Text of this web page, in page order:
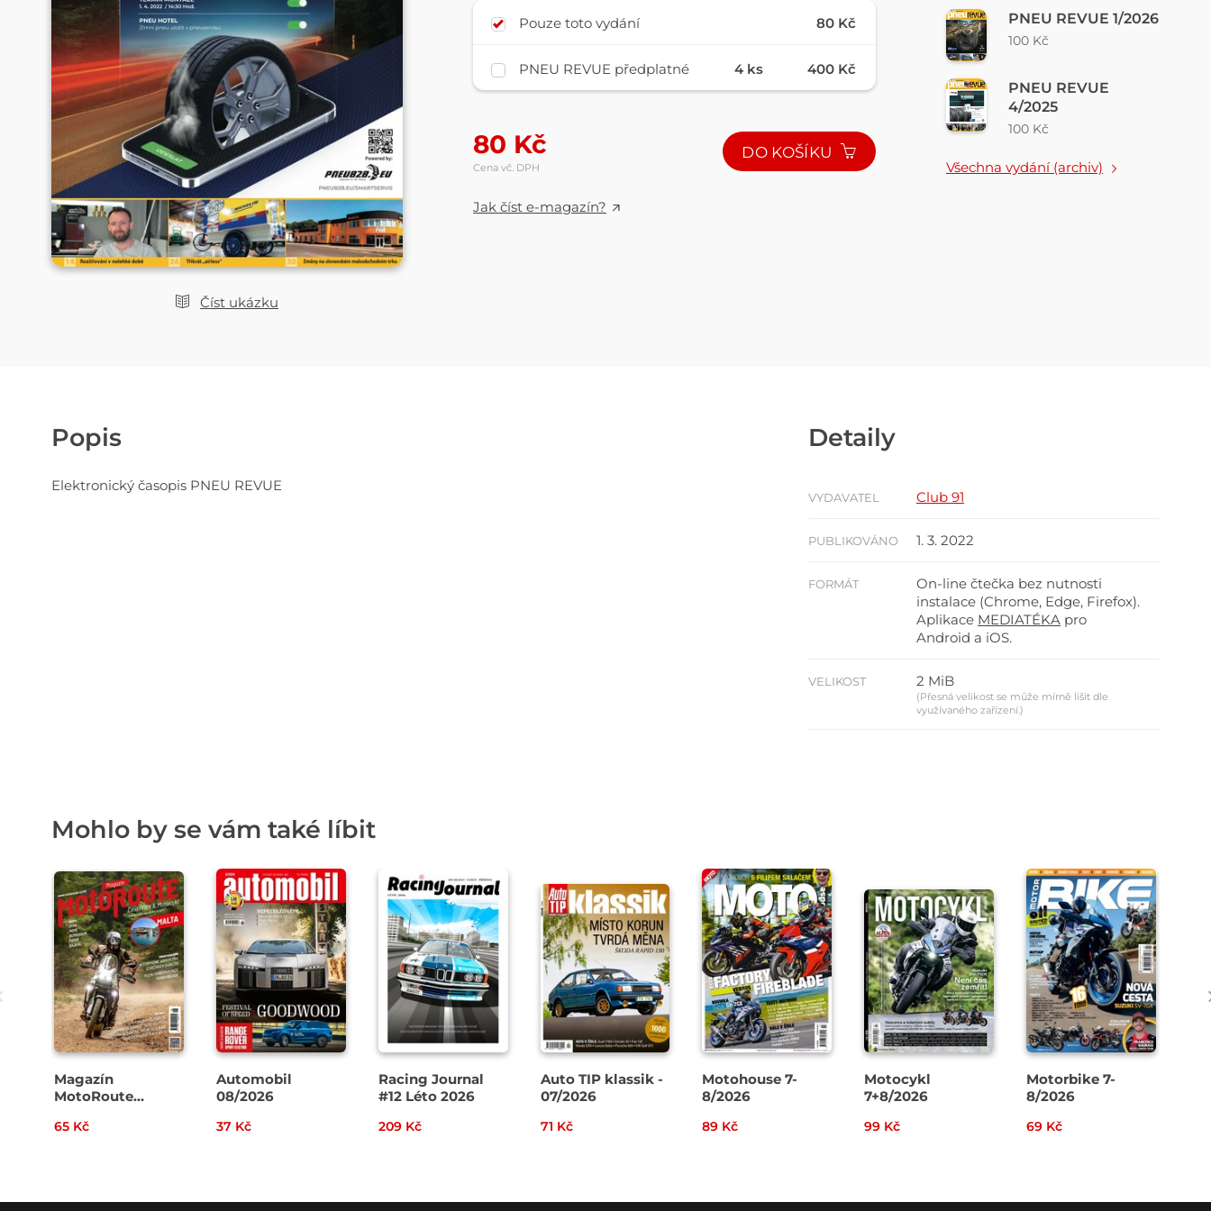
Číst ukázku
Pouze toto vydání 80 Kč
PNEU REVUE předplatné 4 ks 400 Kč
80 Kč
Cena vč. DPH
DO KOŠÍKU
Jak číst e-magazín?
PNEU REVUE 1/2026
100 Kč
PNEU REVUE
4/2025
100 Kč
Všechna vydání (archiv)
Popis
Elektronický časopis PNEU REVUE
Detaily
VYDAVATEL Club 91
PUBLIKOVÁNO 1. 3. 2022
FORMÁT
On-line čtečka bez nutnosti
instalace (Chrome, Edge, Firefox).
Aplikace MEDIATÉKA pro
Android a iOS.
VELIKOST 2 MiB
(Přesná velikost se může mírně lišit dle
využívaného zařízení.)
Mohlo by se vám také líbit
Magazín
MotoRoute
65 Kč
Automobil
08/2026
37 Kč
Racing Journal
#12 Léto 2026
209 Kč
Auto TIP klassik -
07/2026
71 Kč
Motohouse 7-
8/2026
89 Kč
Motocykl
7+8/2026
99 Kč
Motorbike 7-
8/2026
69 Kč